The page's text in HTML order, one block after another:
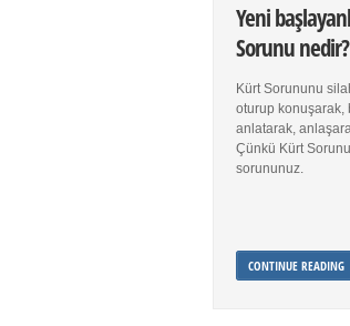
Yeni
Sorunu nedir?
Kürt Sorununu
oturup konuşarak,
anlatarak,
Çünkü Kürt
sorununuz.
CONTINUE READING